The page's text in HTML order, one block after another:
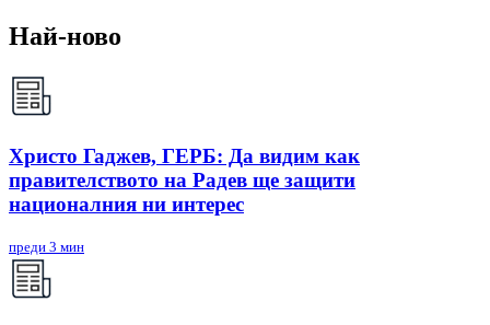
Най-ново
Христо Гаджев, ГЕРБ: Да видим как
правителството на Радев ще защити
националния ни интерес
преди 3 мин